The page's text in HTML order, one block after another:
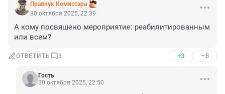
Правнук Комиссара
30 октября 2025, 22:39
А кому посвящено мероприятие: реабилитированным
или всем?
ОТВЕТИТЬ 3 +3 –8
Гость
30 октября 2025, 22:50